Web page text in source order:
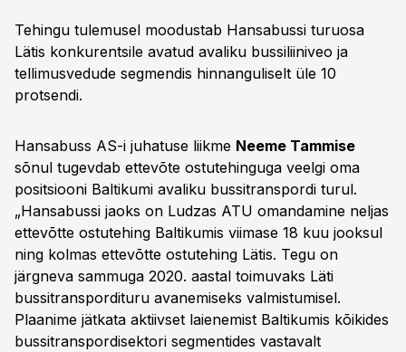
Tehingu tulemusel moodustab Hansabussi turuosa
Lätis konkurentsile avatud avaliku bussiliiniveo ja
tellimusvedude segmendis hinnanguliselt üle 10
protsendi.
Hansabuss AS-i juhatuse liikme Neeme Tammise
sõnul tugevdab ettevõte ostutehinguga veelgi oma
positsiooni Baltikumi avaliku bussitranspordi turul.
„Hansabussi jaoks on Ludzas ATU omandamine neljas
ettevõtte ostutehing Baltikumis viimase 18 kuu jooksul
ning kolmas ettevõtte ostutehing Lätis. Tegu on
järgneva sammuga 2020. aastal toimuvaks Läti
bussitranspordituru avanemiseks valmistumisel.
Plaanime jätkata aktiivset laienemist Baltikumis kõikides
bussitranspordisektori segmentides vastavalt